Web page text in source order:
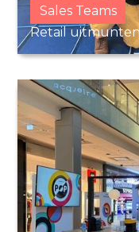
Sales Teams
Retail